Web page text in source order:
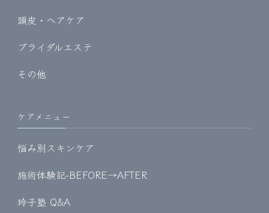
頭皮・ヘアケア
ブライダルエステ
その他
ケアメニュー
悩み別スキンケア
施術体験記-BEFORE→AFTER
玲子塾 Q&A